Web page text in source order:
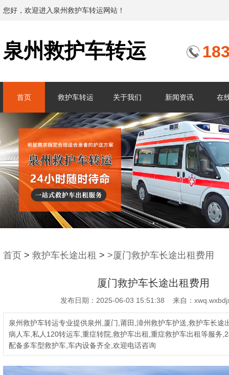
您好，欢迎进入泉州救护车转运网站！
泉州救护车转运
首页 救护车转运 关于我们 新闻资讯 在
首页 > 救护车长途出租 > >厦门救护车长途出租费用
厦门救护车长途出租费用
发布日期：2025-06-03 15:51:38 来自：
泉州救护车转运专业提供泉州,厦门,莆田,漳州救护车护送,救护车长途
病人车,私人120转运车,重症转院,救护车出租,重症救护车出租等服务
配备多车型救护车,车内设备齐全,欢迎电话咨询